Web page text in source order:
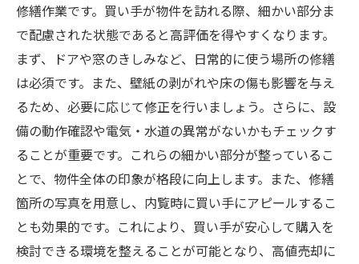
修繕作業です。買い手が物件を訪れる際、細かい部分ま
で配慮された状態であると高評価を得やすくなります。
まず、ドアや窓のきしみなど、日常的に使う場所の修繕
は必須です。また、壁紙の剥がれや床の傷も影響を与え
るため、必要に応じて修正を行いましょう。さらに、設
備の動作確認や電気・水道の異常がないかもチェックす
ることが重要です。これらの細かい部分が整っているこ
とで、物件全体の印象が格段に向上します。また、修繕
箇所の写真を用意し、内覧時に買い手にアピールするこ
とも効果的です。これにより、買い手が安心して購入を
検討できる環境を整えることが可能となり、高値売却に